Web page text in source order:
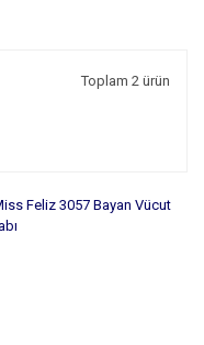
Toplam 2 ürün